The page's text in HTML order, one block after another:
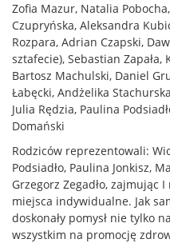
Zofia Mazur, Natalia
Czupryńska, Aleksandra
Rozpara, Adrian Czapski,
sztafecie), Sebastian
Bartosz Machulski, Daniel
Łabęcki, Andżelika
Julia Rędzia, Paulina
Domański
Rodziców reprezentowali:
Podsiadło, Paulina Jonkisz,
Grzegorz Zegadło, zajmując
miejsca indywidualne. Jak
doskonały pomysł nie tylko
wszystkim na promocję